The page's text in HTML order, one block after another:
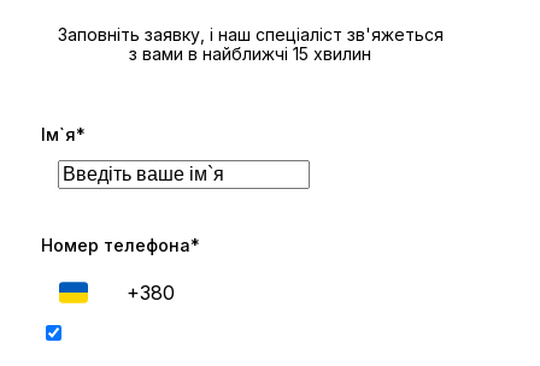
Заповніть заявку, і наш спеціаліст зв'яжеться
з вами в найближчі 15 хвилин
Ім`я*
Номер телефона*